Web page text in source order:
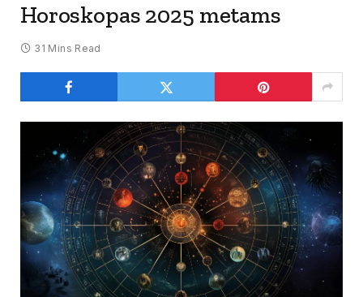
Horoskopas 2025 metams
31 Mins Read